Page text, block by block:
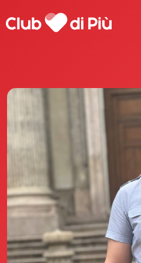
Scopri Club di Più
Le testimonianze
La fondatrice
Annunci Donne
Agenzia matrimoniale Club
Love Notebook